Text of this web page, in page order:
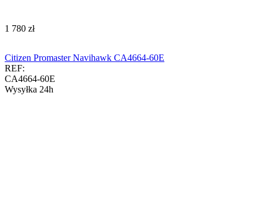
‍1 780‍ zł
Citizen Promaster Navihawk CA4664-60E
REF:
CA4664-60E
Wysyłka 24h